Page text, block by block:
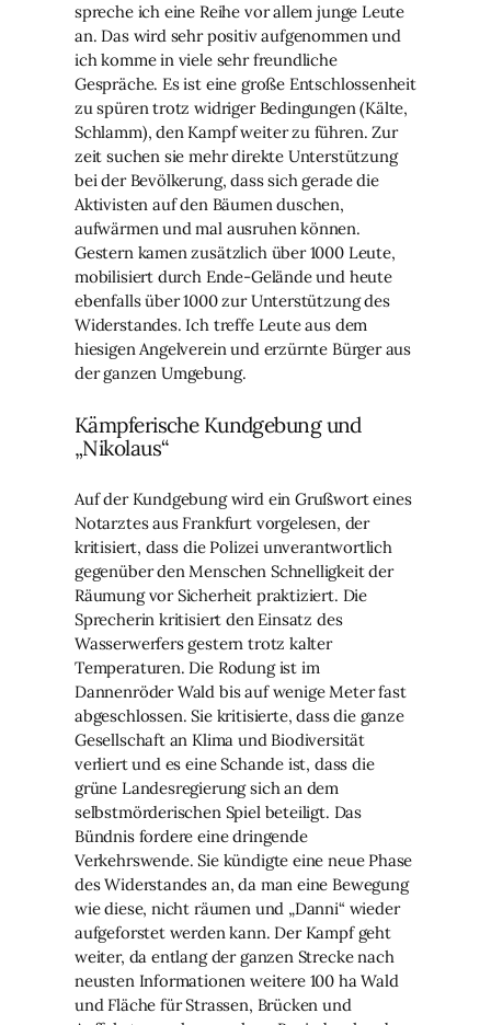
spreche ich eine Reihe vor allem junge Leute
an. Das wird sehr positiv aufgenommen und
ich komme in viele sehr freundliche
Gespräche. Es ist eine große Entschlossenheit
zu spüren trotz widriger Bedingungen (Kälte,
Schlamm), den Kampf weiter zu führen. Zur
zeit suchen sie mehr direkte Unterstützung
bei der Bevölkerung, dass sich gerade die
Aktivisten auf den Bäumen duschen,
aufwärmen und mal ausruhen können.
Gestern kamen zusätzlich über 1000 Leute,
mobilisiert durch Ende-Gelände und heute
ebenfalls über 1000 zur Unterstützung des
Widerstandes. Ich treffe Leute aus dem
hiesigen Angelverein und erzürnte Bürger aus
der ganzen Umgebung.
Kämpferische Kundgebung und
„Nikolaus“
Auf der Kundgebung wird ein Grußwort eines
Notarztes aus Frankfurt vorgelesen, der
kritisiert, dass die Polizei unverantwortlich
gegenüber den Menschen Schnelligkeit der
Räumung vor Sicherheit praktiziert. Die
Sprecherin kritisiert den Einsatz des
Wasserwerfers gestern trotz kalter
Temperaturen. Die Rodung ist im
Dannenröder Wald bis auf wenige Meter fast
abgeschlossen. Sie kritisierte, dass die ganze
Gesellschaft an Klima und Biodiversität
verliert und es eine Schande ist, dass die
grüne Landesregierung sich an dem
selbstmörderischen Spiel beteiligt. Das
Bündnis fordere eine dringende
Verkehrswende. Sie kündigte eine neue Phase
des Widerstandes an, da man eine Bewegung
wie diese, nicht räumen und „Danni“ wieder
aufgeforstet werden kann. Der Kampf geht
weiter, da entlang der ganzen Strecke nach
neusten Informationen weitere 100 ha Wald
und Fläche für Strassen, Brücken und